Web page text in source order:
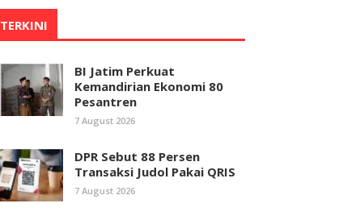
TERKINI
BI Jatim Perkuat
Kemandirian Ekonomi 80
Pesantren
7 August 2026
DPR Sebut 88 Persen
Transaksi Judol Pakai QRIS
7 August 2026